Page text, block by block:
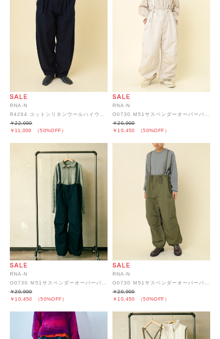
RNA-N
￥11,000 （50%OFF）
￥22,000
RNA-N
￥10,450 （50%OFF）
￥20,900
RNA-N
￥10,450 （50%OFF）
￥20,900
RNA-N
￥10,450 （50%OFF）
￥20,900